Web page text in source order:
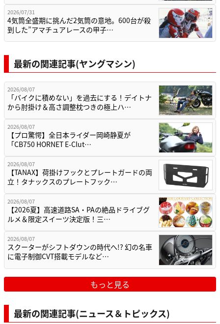
2026/07/31
4気筒全盛期に挑んだ2気筒の意地。600台が殺
到した”アマチュアレースの甲子…
最新の関連記事(ヤングマシン)
2026/08/07
「バイクに積めない」を過去にする！デイトナ
から肘掛け＆高さ調整枕つきの極上ハ…
2026/08/07
【プロ驚愕】全日本ライダー岡崎静夏が
「CB750 HORNET E-Clut…
2026/08/07
【TANAX】荷掛けフックとプレートガードの両
立！タナックスのプレートフック…
2026/08/07
【2026夏】高速道路SA・PAの絶品ドライブグ
ルメ＆限定スイーツ決定版！三…
2026/08/07
スクーターがシフトダウンの時代へ!? 幻の名車
に電子制御CVT搭載モデルなど…
もっと見る
最新の関連記事(ニュース＆トピックス)